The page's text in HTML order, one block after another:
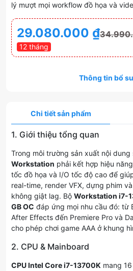
lý mượt mọi workflow đồ họa và
29.080.000 ₫
12 tháng
Thông tin bổ
Chi tiết sản phẩm
1. Giới thiệu tổng quan
Trong môi trường sản xuất nội
Workstation phải kết hợp hiệu
tốc đồ họa và I/O tốc độ cao để
real-time, render VFX, dựng phim
không giật lag. Bộ Workstation i7-
GB OC đáp ứng mọi nhu cầu đó: từ
After Effects đến Premiere Pro và
cho phép chơi game AAA ở khung
2. CPU & Mainboard
CPU Intel Core i7-13700K mang